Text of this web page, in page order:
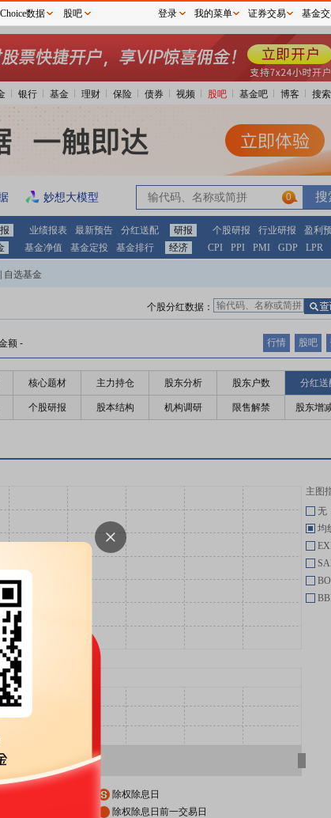
银行 基金 理财 保险 债券 视频 股吧 基金吧 博客 搜索
妙想大模型 0
业绩报表 最新预告 分红送配 研报 个股研报 行业研报
盈利
基金净值 基金定投 基金排行 经济 CPI PPI PMI GDP LPR
自选基金
个股分红数据：
额 - 行情 股吧
核心题材 主力持仓 股东分析 股东户数 分红送
个股研报 股本结构 机构调研 限售解禁 股东增
主图
无
均
除权除息日
除权除息日前一交易日
Choice数据 股吧 登录 我的菜单 证券交易 基金